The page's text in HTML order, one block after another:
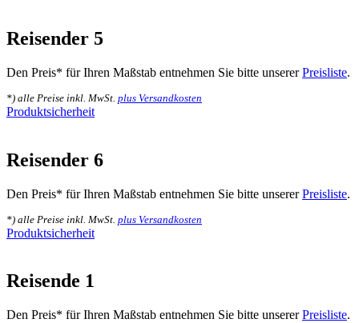
Reisender 5
Den Preis* für Ihren Maßstab entnehmen Sie bitte unsererPreisliste.
*) alle Preise inkl. MwSt. plus Versandkosten
Produktsicherheit
Reisender 6
Den Preis* für Ihren Maßstab entnehmen Sie bitte unsererPreisliste.
*) alle Preise inkl. MwSt. plus Versandkosten
Produktsicherheit
Reisende 1
Den Preis* für Ihren Maßstab entnehmen Sie bitte unsererPreisliste.